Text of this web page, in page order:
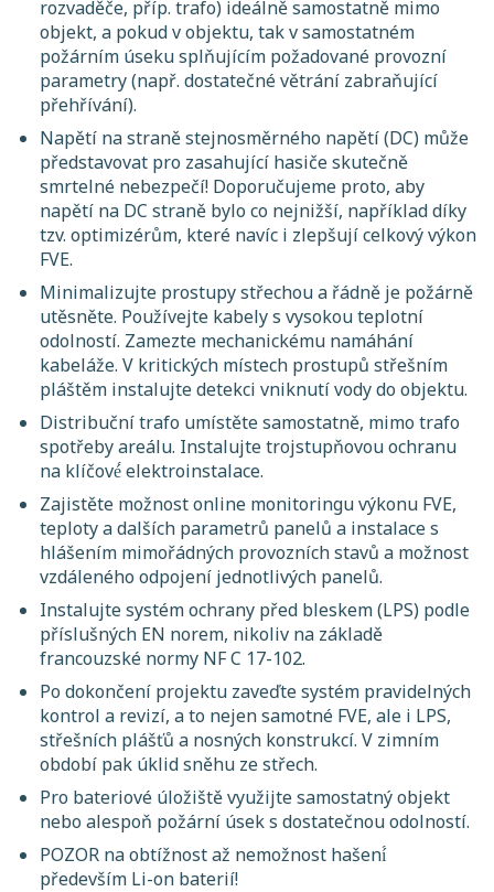
rozvaděče, příp. trafo) ideálně samostatně mimo
objekt, a pokud v objektu, tak v samostatném
požárním úseku splňujícím požadované provozní
parametry (např. dostatečné větrání zabraňující
přehřívání).
Napětí na straně stejnosměrného napětí (DC) může
představovat pro zasahující hasiče skutečně
smrtelné nebezpečí! Doporučujeme proto, aby
napětí na DC straně bylo co nejnižší, například díky
tzv. optimizérům, které navíc i zlepšují celkový výkon
FVE.
Minimalizujte prostupy střechou a řádně je požárně
utěsněte. Používejte kabely s vysokou teplotní
odolností. Zamezte mechanickému namáhání
kabeláže. V kritických místech prostupů střešním
pláštěm instalujte detekci vniknutí vody do objektu.
Distribuční trafo umístěte samostatně, mimo trafo
spotřeby areálu. Instalujte trojstupňovou ochranu
na klíčové́ elektroinstalace.
Zajistěte možnost online monitoringu výkonu FVE,
teploty a dalších parametrů panelů a instalace s
hlášením mimořádných provozních stavů a možnost
vzdáleného odpojení jednotlivých panelů.
Instalujte systém ochrany před bleskem (LPS) podle
příslušných EN norem, nikoliv na základě
francouzské normy NF C 17-102.
Po dokončení projektu zaveďte systém pravidelných
kontrol a revizí, a to nejen samotné FVE, ale i LPS,
střešních plášťů a nosných konstrukcí. V zimním
období pak úklid sněhu ze střech.
Pro bateriové úložiště využijte samostatný objekt
nebo alespoň požární úsek s dostatečnou odolností.
POZOR na obtížnost až nemožnost hašení́
především Li-on baterií!